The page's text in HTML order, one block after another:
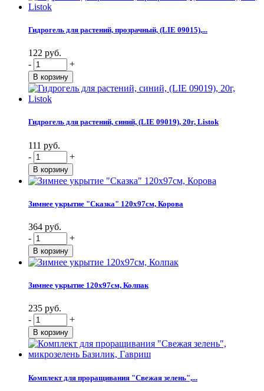
Гидрогель для растений, прозрачный, (LIE 09015),...
122 руб.
-
+
Гидрогель для растений, синий, (LIE 09019), 20г, Listok
111 руб.
-
+
Зимнее укрытие "Сказка" 120х97см, Корова
364 руб.
-
+
Зимнее укрытие 120х97см, Колпак
235 руб.
-
+
Комплект для проращивания "Свежая зелень",...